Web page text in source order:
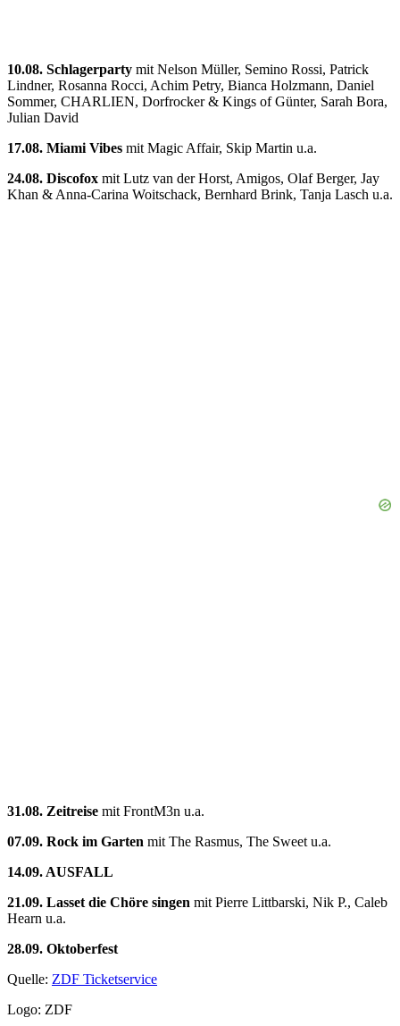
10.08. Schlagerparty mit Nelson Müller, Semino Rossi, Patrick
Lindner, Rosanna Rocci, Achim Petry, Bianca Holzmann, Daniel
Sommer, CHARLIEN, Dorfrocker & Kings of Günter, Sarah Bora,
Julian David
17.08. Miami Vibes mit Magic Affair, Skip Martin u.a.
24.08. Discofox mit Lutz van der Horst, Amigos, Olaf Berger, Jay
Khan & Anna-Carina Woitschack, Bernhard Brink, Tanja Lasch u.a.
31.08. Zeitreise mit FrontM3n u.a.
07.09. Rock im Garten mit The Rasmus, The Sweet u.a.
14.09. AUSFALL
21.09. Lasset die Chöre singen mit Pierre Littbarski, Nik P., Caleb
Hearn u.a.
28.09. Oktoberfest
Quelle: ZDF Ticketservice
Logo: ZDF